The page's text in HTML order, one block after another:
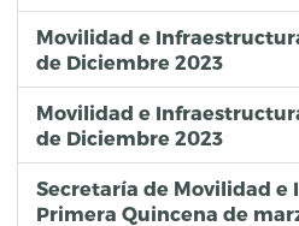
Movilidad e
de Diciembre 2023
Movilidad e
de Diciembre 2023
Secretaría de Movilidad e
Primera Quincena de